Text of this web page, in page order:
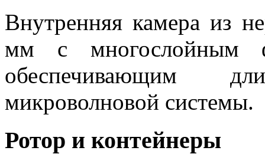
Внутренняя камера из
мм с многослойным
обеспечивающим
микроволновой системы.
Ротор и контейнеры